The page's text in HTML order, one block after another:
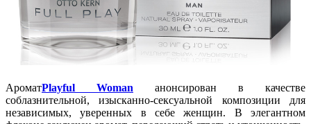
АроматPlayful Woman анонсирован в качестве
соблазнительной, изысканно-сексуальной композиции для
независимых, уверенных в себе женщин. В элегантном